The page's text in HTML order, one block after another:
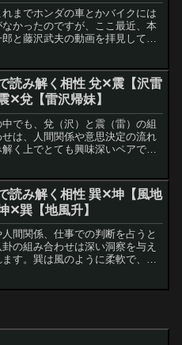
れまでホンダの車とかバイクには
なかったのですが、ここ最近、本
郎と藤沢武夫の動画を拝見して、
たバタバタを製造販売しました
れが後の原動機付自転...
読み解く相性 兌✕震【沢雷
✕兌【雷沢帰妹】
中でも、兌（沢）と震（雷）の組
せは、人間関係や意思決定の流れ
解く上でとても興味深いペアで
震は五行で木に属し、行動力と決
優れ、状況を動かす力...
読み解く相性 巽✕坤【風地
✕巽【地風升】
人間関係、仕事での判断を占うと
卦の組み合わせは深い洞察を与え
ます。巽は風のように柔軟で、人